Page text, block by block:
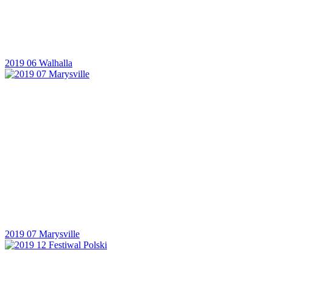
2019 06 Walhalla
2019 07 Marysville